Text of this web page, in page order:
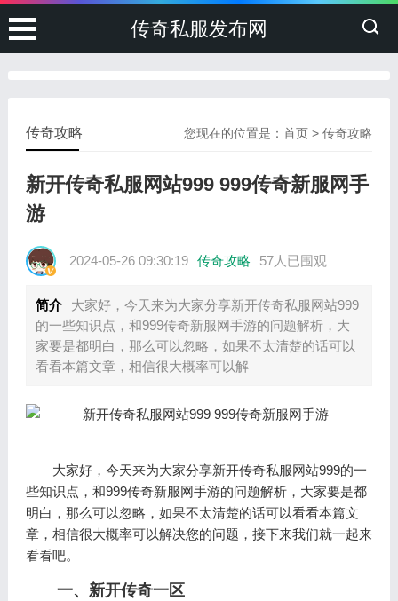
传奇私服发布网
您现在的位置是：首页 >传奇攻略
传奇攻略
新开传奇私服网站999 999传奇新服网手
游
2024-05-26 09:30:19 传奇攻略 57人已围观
简介
大家好，今天来为大家分享新开传奇私服网站999
的一些知识点，和999传奇新服网手游的问题解析，大
家要是都明白，那么可以忽略，如果不太清楚的话可以
看看本篇文章，相信很大概率可以解
大家好，今天来为大家分享新开传奇私服网站999的一
些知识点，和999传奇新服网手游的问题解析，大家要是都
明白，那么可以忽略，如果不太清楚的话可以看看本篇文
章，相信很大概率可以解决您的问题，接下来我们就一起来
看看吧。
一、新开传奇一区